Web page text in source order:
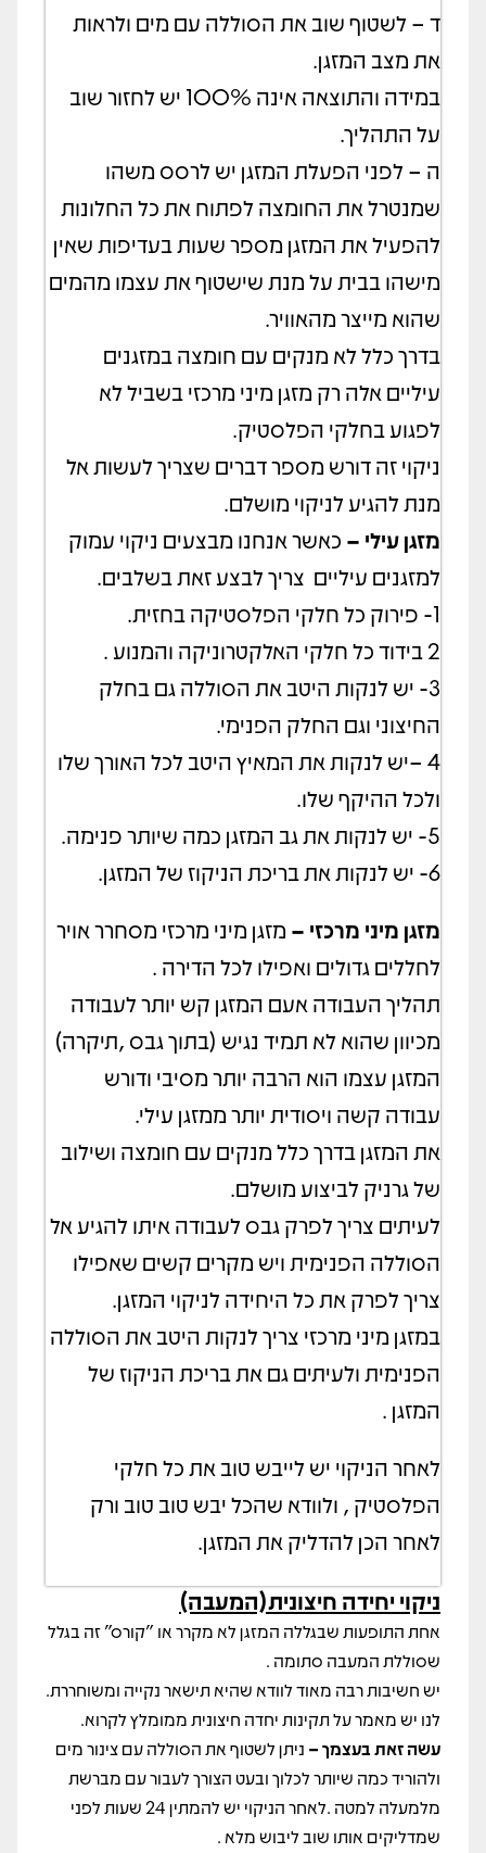
ד – לשטוף שוב את הסוללה עם מים ולראות
את מצב המזגן.
במידה והתוצאה אינה 100% יש לחזור שוב
על התהליך.
ה – לפני הפעלת המזגן יש לרסס משהו
שמנטרל את החומצה לפתוח את כל החלונות
להפעיל את המזגן מספר שעות בעדיפות שאין
מישהו בבית על מנת שישטוף את עצמו מהמים
שהוא מייצר מהאוויר.
בדרך כלל לא מנקים עם חומצה במזגנים
עיליים אלה רק מזגן מיני מרכזי בשביל לא
לפגוע בחלקי הפלסטיק.
ניקוי זה דורש מספר דברים שצריך לעשות אל
מנת להגיע לניקוי מושלם.
מזגן עילי – כאשר אנחנו מבצעים ניקוי עמוק
למזגנים עיליים צריך לבצע זאת בשלבים.
1- פירוק כל חלקי הפלסטיקה בחזית.
2 בידוד כל חלקי האלקטרוניקה והמנוע .
3- יש לנקות היטב את הסוללה גם בחלק
החיצוני וגם החלק הפנימי.
4 –יש לנקות את המאיץ היטב לכל האורך שלו
ולכל ההיקף שלו.
5- יש לנקות את גב המזגן כמה שיותר פנימה.
6- יש לנקות את בריכת הניקוז של המזגן.
מזגן מיני מרכזי – מזגן מיני מרכזי מסחרר אויר
לחללים גדולים ואפילו לכל הדירה .
תהליך העבודה אעם המזגן קש יותר לעבודה
מכיוון שהוא לא תמיד נגיש (בתוך גבס ,תיקרה)
המזגן עצמו הוא הרבה יותר מסיבי ודורש
עבודה קשה ויסודית יותר ממזגן עילי.
את המזגן בדרך כלל מנקים עם חומצה ושילוב
של גרניק לביצוע מושלם.
לעיתים צריך לפרק גבס לעבודה איתו להגיע אל
הסוללה הפנימית ויש מקרים קשים שאפילו
צריך לפרק את כל היחידה לניקוי המזגן.
במזגן מיני מרכזי צריך לנקות היטב את הסוללה
הפנימית ולעיתים גם את בריכת הניקוז של
המזגן .
לאחר הניקוי יש לייבש טוב את כל חלקי
הפלסטיק , ולוודא שהכל יבש טוב טוב ורק
לאחר הכן להדליק את המזגן.
ניקוי יחידה חיצונית(המעבה)
אחת התופעות שבגללה המזגן לא מקרר או "קורס" זה בגלל
שסוללת המעבה סתומה .
יש חשיבות רבה מאוד לוודא שהיא תישאר נקייה ומשוחררת.
לנו יש מאמר על תקינות יחדה חיצונית ממומלץ לקרוא.
עשה זאת בעצמך – ניתן לשטוף את הסוללה עם צינור מים
ולהוריד כמה שיותר לכלוך ובעט הצורך לעבור עם מברשת
מלמעלה למטה .לאחר הניקוי יש להמתין 24 שעות לפני
שמדליקים אותו שוב ליבוש מלא .